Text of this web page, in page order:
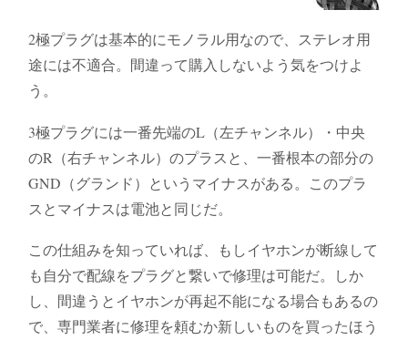
2極プラグは基本的にモノラル用なので、ステレオ用
途には不適合。間違って購入しないよう気をつけよ
う。
3極プラグには一番先端のL（左チャンネル）・中央
のR（右チャンネル）のプラスと、一番根本の部分の
GND（グランド）というマイナスがある。このプラ
スとマイナスは電池と同じだ。
この仕組みを知っていれば、もしイヤホンが断線して
も自分で配線をプラグと繋いで修理は可能だ。しか
し、間違うとイヤホンが再起不能になる場合もあるの
で、専門業者に修理を頼むか新しいものを買ったほう